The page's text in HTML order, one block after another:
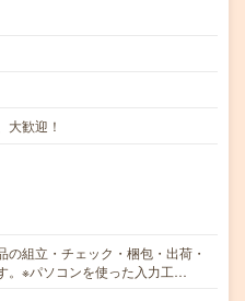
大歓迎！
組立・チェック・梱包・出荷・
。※パソコンを使った入力工…